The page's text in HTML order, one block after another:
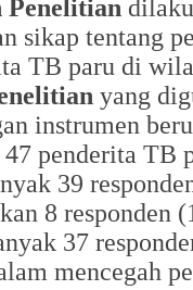
Penelitian
sikap tentang
TB paru di
yang
instrumen
47 penderita TB
39
8
37
mencegah